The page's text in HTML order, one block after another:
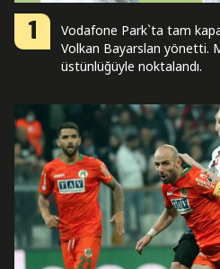
1
Vodafone Park`ta tam
Volkan Bayarslan yönetti.
üstünlüğüyle noktalandı.